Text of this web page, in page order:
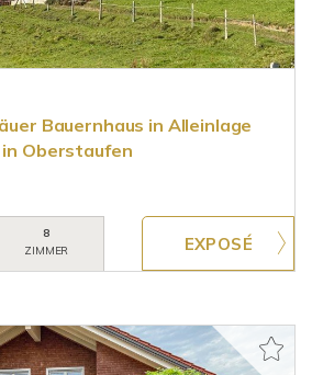
Bauernhaus in Alleinlage
in Oberstaufen
8
ZIMMER